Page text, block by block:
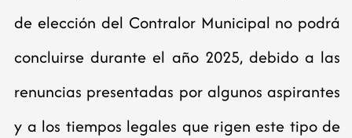
de elección del Contralor Municipal no podrá
concluirse durante el año 2025, debido a las
renuncias presentadas por algunos aspirantes
y a los tiempos legales que rigen este tipo de